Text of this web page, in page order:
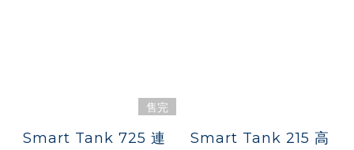
售完
Smart Tank 725 連
Smart Tank 215 高